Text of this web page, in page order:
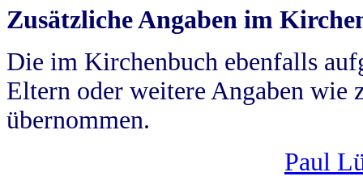
Zusätzliche Angaben im
Die im Kirchenbuch ebenfalls
Eltern oder weitere Angaben wie
übernommen.
Paul